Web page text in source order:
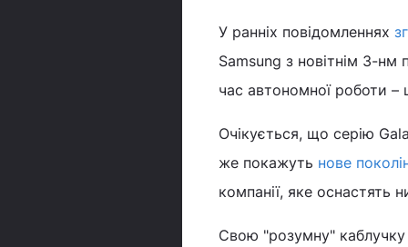
У ранніх повідомленнях
Samsung з новітнім 3-
час автономної роботи –
Очікується, що серію
же покажуть нове
компанії, яке оснастять
Свою "розумну"